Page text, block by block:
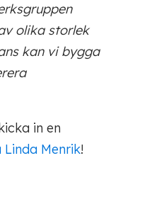
olika storlek
kan vi bygga
in en
Menrik!